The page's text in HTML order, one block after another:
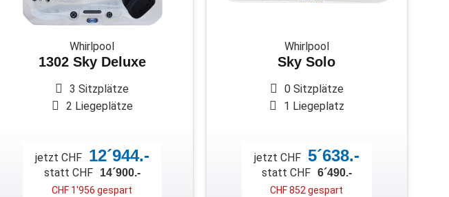
Whirlpool
1302 Sky Deluxe
3 Sitzplätze
2 Liegeplätze
jetzt CHF 12´944.-
statt CHF 14´900.-
CHF 1'956 gespart
Whirlpool
Sky Solo
0 Sitzplätze
1 Liegeplatz
jetzt CHF 5´638.-
statt CHF 6´490.-
CHF 852 gespart